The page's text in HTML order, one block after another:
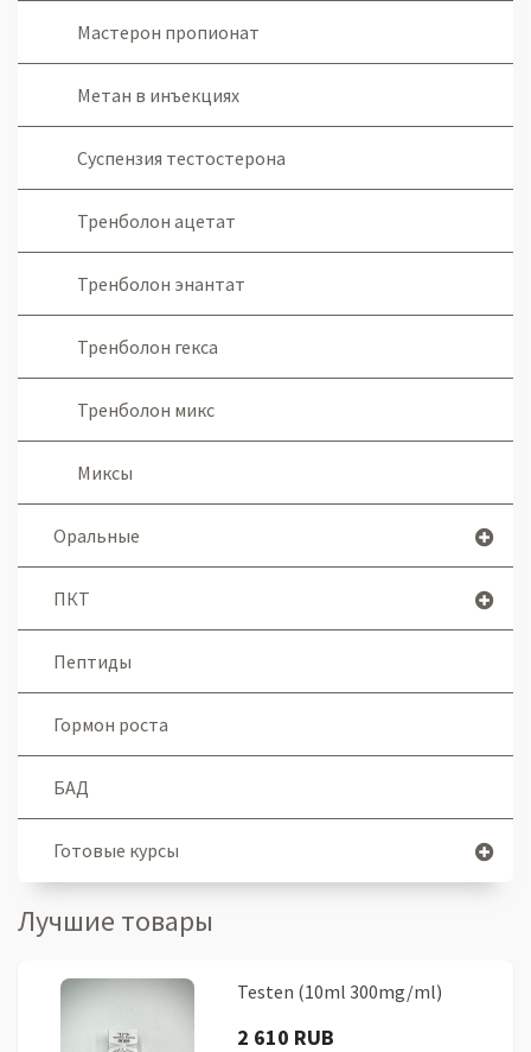
Мастерон пропионат
Метан в инъекциях
Суспензия тестостерона
Тренболон ацетат
Тренболон энантат
Тренболон гекса
Тренболон микс
Миксы
Оральные
ПКТ
Пептиды
Гормон роста
БАД
Готовые курсы
Лучшие товары
Testen (10ml 300mg/ml)
2 610 RUB